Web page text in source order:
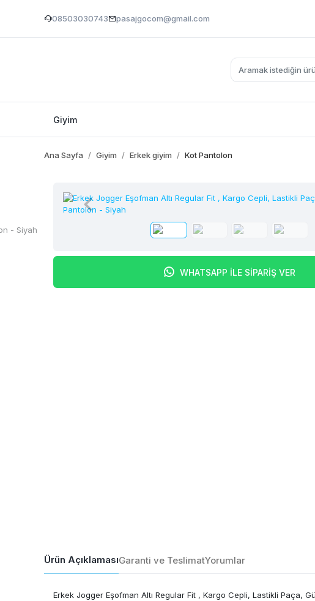
08503030743 pasajgocom@gmail.com
Giyim
Ana Sayfa Giyim Erkek giyim Kot Pantolon
WHATSAPP İLE SİPARİŞ VER
Ürün AçıklamasıGaranti ve TeslimatYorumlar
Erkek Jogger Eşofman Altı Regular Fit , Kargo Cepli, Lastikli Paça,